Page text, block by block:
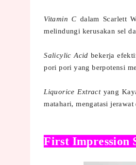
Vitamin C dalam Scarlett
melindungi kerusakan sel
Salicylic Acid bekerja
pori pori yang berpotensi
Liquorice Extractyang
matahari, mengatasi
First Impression